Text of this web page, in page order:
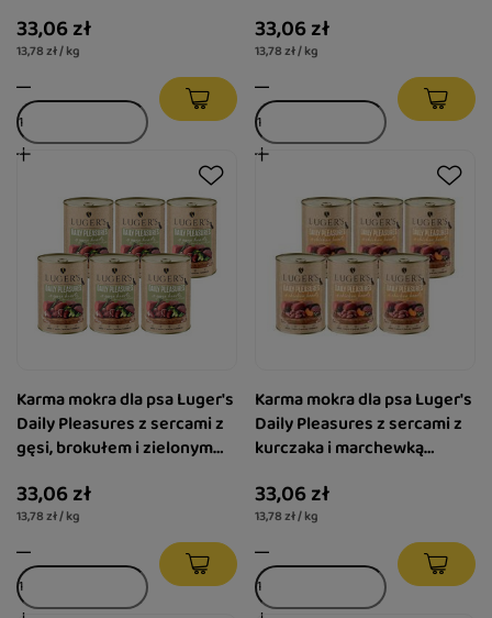
33,06 zł
13,78 zł / kg
33,06 zł
13,78 zł / kg
Karma mokra dla psa Luger's
Daily Pleasures z sercami z
gęsi, brokułem i zielonym
33,06 zł
13,78 zł / kg
Karma mokra dla psa Luger's
Daily Pleasures z sercami z
kurczaka i marchewką
33,06 zł
13,78 zł / kg